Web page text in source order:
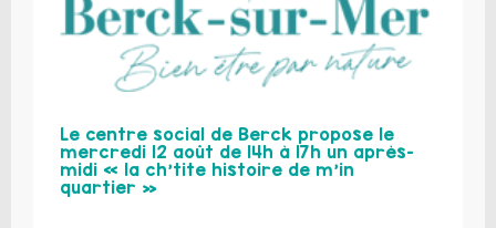
Le centre social de Berck propose le
mercredi 12 août de 14h à 17h un après-
midi « la ch’tite histoire de m’in
quartier »